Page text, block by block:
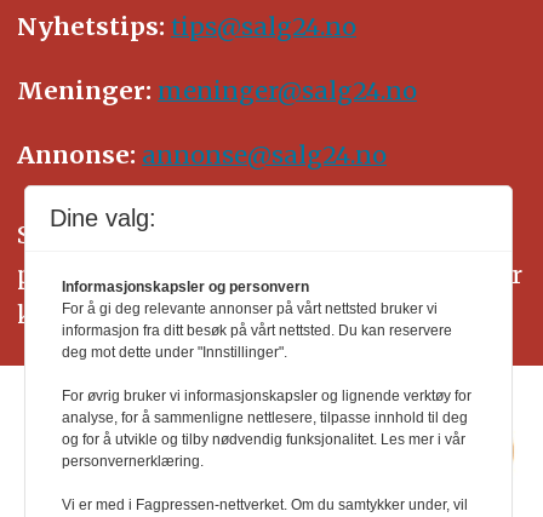
Nyhetstips: tips@salg24.no
Meninger: meninger@salg24.no
Annonse: annonse@salg24.no
SALG24 arbeider etter Vær Varsom-
plakatens regler for god presseskikk. Her
kan du lese mer omPFUsarbeid.
Dine valg:
Informasjonskapsler og personvern
For å gi deg relevante annonser på vårt nettsted bruker vi
informasjon fra ditt besøk på vårt nettsted. Du kan reservere
deg mot dette under "Innstillinger".
For øvrig bruker vi informasjonskapsler og lignende verktøy for
analyse, for å sammenligne nettlesere, tilpasse innhold til deg
og for å utvikle og tilby nødvendig funksjonalitet. Les mer i vår
personvernerklæring.
Vi er med i Fagpressen-nettverket. Om du samtykker under, vil